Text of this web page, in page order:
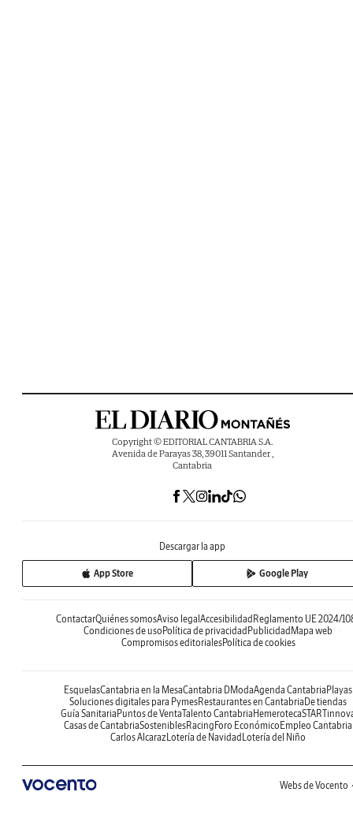
Copyright © EDITORIAL CANTABRIA S.A.
Avenida de Parayas 38, 39011 Santander ,
Cantabria
Descargar la app
App Store Google Play
ContactarQuiénes somosAviso legalAccesibilidadReglamento UE 2024/
Condiciones de usoPolítica de privacidadPublicidadMapa web
Compromisos editorialesPolítica de cookies
EsquelasCantabria en la MesaCantabria DModaAgenda CantabriaPlayas
Soluciones digitales para PymesRestaurantes en CantabriaDe tiendas
Guía SanitariaPuntos de VentaTalento CantabriaHemeroteca
Casas de CantabriaSosteniblesRacingForo EconómicoEmpleo Cantabria
Carlos AlcarazLotería de NavidadLotería del Niño
Webs de Vocento